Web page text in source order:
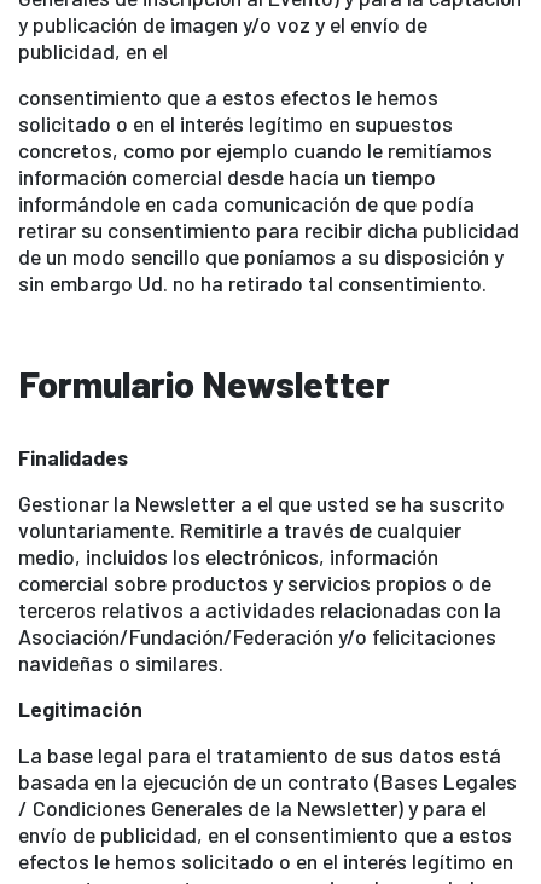
y publicación de imagen y/o voz y el envío de
publicidad, en el
consentimiento que a estos efectos le hemos
solicitado o en el interés legítimo en supuestos
concretos, como por ejemplo cuando le remitíamos
información comercial desde hacía un tiempo
informándole en cada comunicación de que podía
retirar su consentimiento para recibir dicha publicidad
de un modo sencillo que poníamos a su disposición y
sin embargo Ud. no ha retirado tal consentimiento.
Formulario Newsletter
Finalidades
Gestionar la Newsletter a el que usted se ha suscrito
voluntariamente. Remitirle a través de cualquier
medio, incluidos los electrónicos, información
comercial sobre productos y servicios propios o de
terceros relativos a actividades relacionadas con la
Asociación/Fundación/Federación y/o felicitaciones
navideñas o similares.
Legitimación
La base legal para el tratamiento de sus datos está
basada en la ejecución de un contrato (Bases Legales
/ Condiciones Generales de la Newsletter) y para el
envío de publicidad, en el consentimiento que a estos
efectos le hemos solicitado o en el interés legítimo en